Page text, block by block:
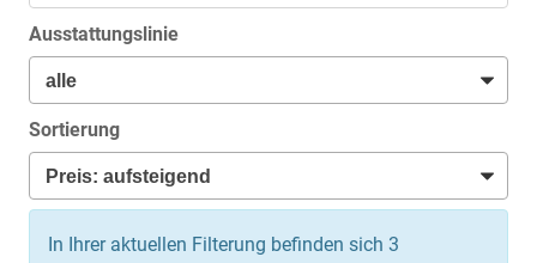
Ausstattungslinie
Sortierung
In Ihrer aktuellen Filterung befinden sich 3